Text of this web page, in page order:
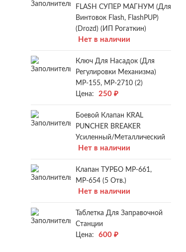
FLASH СУПЕР МАГНУМ (для
Винтовок Flash, FlashPUP)
(Drozd) (ИП Рогаткин)
Нет в наличии
Ключ Для Насадок (для
Регулировки Механизма)
МР-155, МР-2710 (2)
Цена:
250 ₽
Боевой Клапан KRAL
PUNCHER BREAKER
Усиленный/металлический
Нет в наличии
Клапан ТУРБО МР-661,
МР-654 (5 Отв.)
Нет в наличии
Таблетка Для Заправочной
Станции
Цена:
600 ₽